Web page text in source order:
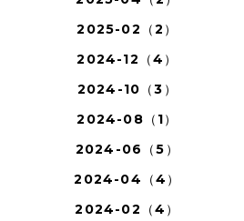
2025-02（2）
2024-12（4）
2024-10（3）
2024-08（1）
2024-06（5）
2024-04（4）
2024-02（4）